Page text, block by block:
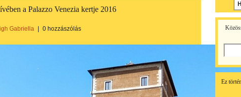
a Palazzo Venezia kertje 2016
Gabriella 0 hozzászólás
Ez